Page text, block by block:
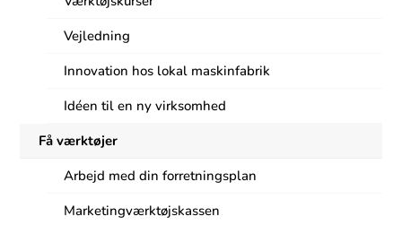
Vejledning
Innovation hos lokal maskinfabrik
Idéen til en ny virksomhed
Få værktøjer
Arbejd med din forretningsplan
Marketingværktøjskassen